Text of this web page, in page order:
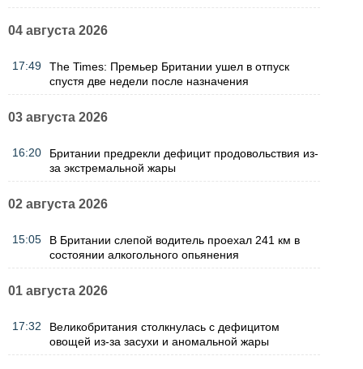
04 августа 2026
17:49
The Times: Премьер Британии ушел в отпуск
спустя две недели после назначения
03 августа 2026
16:20
Британии предрекли дефицит продовольствия из-
за экстремальной жары
02 августа 2026
15:05
В Британии слепой водитель проехал 241 км в
состоянии алкогольного опьянения
01 августа 2026
17:32
Великобритания столкнулась с дефицитом
овощей из-за засухи и аномальной жары